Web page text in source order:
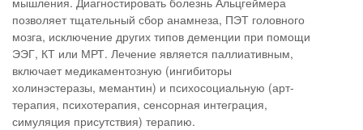
позволяет тщательный сбор анамнеза, ПЭТ головного
мозга, исключение других типов деменции при помощи
ЭЭГ, КТ или МРТ. Лечение является паллиативным,
включает медикаментозную (ингибиторы
холинэстеразы, мемантин) и психосоциальную (арт-
терапия, психотерапия, сенсорная интеграция,
симуляция присутствия) терапию.